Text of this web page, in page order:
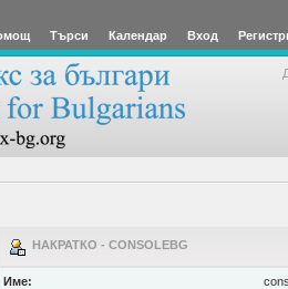
Търси Календар Вход
НАКРАТКО - CONSOLEBG
Име: